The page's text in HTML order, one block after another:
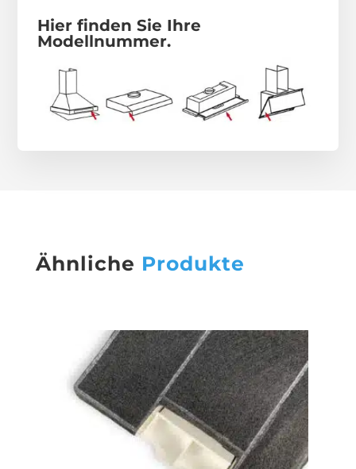
Hier finden Sie Ihre
Modellnummer.
Ähnliche Produkte